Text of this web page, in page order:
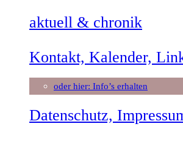
aktuell & chronik
Kontakt, Kalender,
oder hier: Info’s erhalten
Datenschutz,